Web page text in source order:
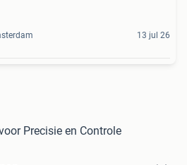
13 jul 26
Precisie en Controle